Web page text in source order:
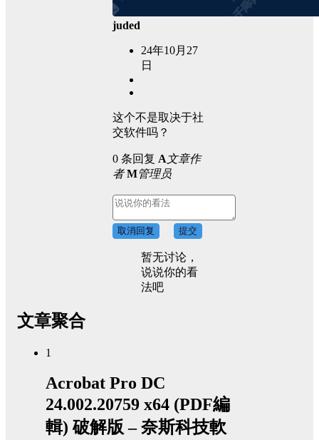
juded
24年10月27
日
这个不是取决于社
交软件吗？
0 条回复 A文章作
者 M管理员
取消回复 提交
暂无讨论，
说说你的看
法吧
文章聚合
1
Acrobat Pro DC
24.002.20759 x64 (PDF編
輯) 破解版 – 奈斯科技軟